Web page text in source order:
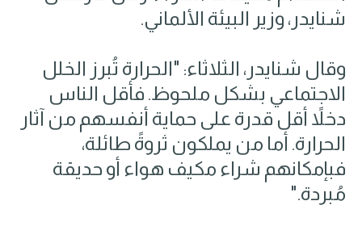
شنايدر، وزير البيئة الألماني.
وقال شنايدر، الثلاثاء: "الحرارة تُبرز الخلل
الاجتماعي بشكل ملحوظ. فأقل الناس
دخلاً أقل قدرة على حماية أنفسهم من آثار
الحرارة. أما من يملكون ثروةً طائلة،
فبإمكانهم شراء مكيف هواء أو حديقة
مُبردة."